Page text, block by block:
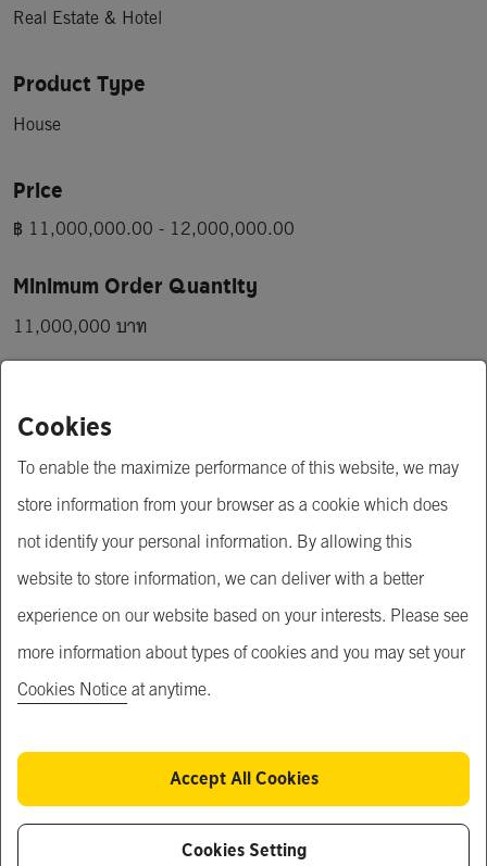
Cookies
To enable the maximize performance of this website, we may
store information from your browser as a cookie which does
not identify your personal information. By allowing this
website to store information, we can deliver with a better
experience on our website based on your interests. Please see
more information about types of cookies and you may set your
Cookies Noticeat anytime.
Accept All Cookies
Cookies Setting
Real Estate & Hotel
Product Type
House
Price
฿ 11,000,000.00 - 12,000,000.00
Minimum Order Quantity
11,000,000 บาท
Short Description
บ้านเดี่ยว 3 ชั้น ปลูกใหม่ หมู่บ้านชัยพฤกษ์ วัชรพล-สุขาภิบาล5
( โครงการ 2 )
ถนนสุขาภิบาล 5 ถนนรามอินทรา เขตสายไหม
Product Description
รถ 2 คัน
ห้างแฟชั่นไอซ์แลนด์
เดอะพรอมานาด
ตลาดถนอมมิตร